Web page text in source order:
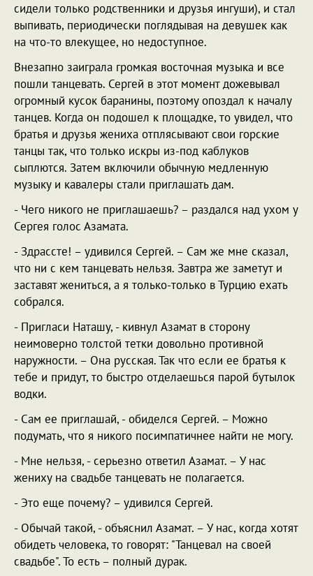
сидели только родственники и друзья ингуши), и стал
выпивать, периодически поглядывая на девушек как
на что-то влекущее, но недоступное.
Внезапно заиграла громкая восточная музыка и все
пошли танцевать. Сергей в этот момент дожевывал
огромный кусок баранины, поэтому опоздал к началу
танцев. Когда он подошел к площадке, то увидел, что
братья и друзья жениха отплясывают свои горские
танцы так, что только искры из-под каблуков
сыплются. Затем включили обычную медленную
музыку и кавалеры стали приглашать дам.
- Чего никого не приглашаешь? – раздался над ухом у
Сергея голос Азамата.
- Здрассте! – удивился Сергей. – Сам же мне сказал,
что ни с кем танцевать нельзя. Завтра же заметут и
заставят жениться, а я только-только в Турцию ехать
собрался.
- Пригласи Наташу, - кивнул Азамат в сторону
неимоверно толстой тетки довольно противной
наружности. – Она русская. Так что если ее братья к
тебе и придут, то быстро отделаешься парой бутылок
водки.
- Сам ее приглашай, - обиделся Сергей. – Можно
подумать, что я никого посимпатичнее найти не могу.
- Мне нельзя, - серьезно ответил Азамат. – У нас
жениху на свадьбе танцевать не полагается.
- Это еще почему? – удивился Сергей.
- Обычай такой, - объяснил Азамат. – У нас, когда хотят
обидеть человека, то говорят: "Танцевал на своей
свадьбе". То есть – полный дурак.